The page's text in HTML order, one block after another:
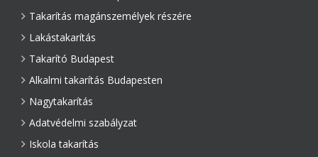
Takarítás magánszemélyek részére
Lakástakarítás
Takarító Budapest
Alkalmi takarítás Budapesten
Nagytakarítás
Adatvédelmi szabályzat
Iskola takarítás